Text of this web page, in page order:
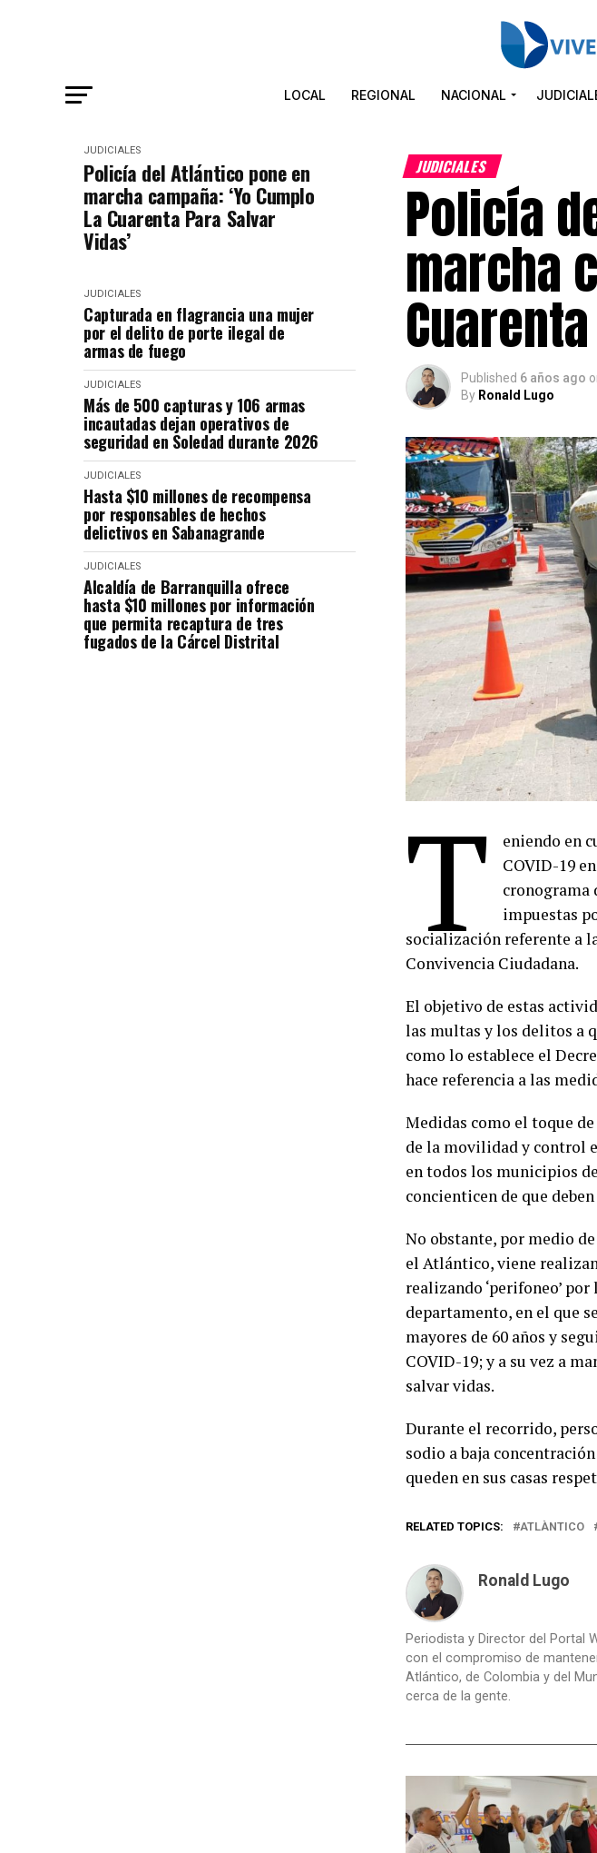
LOCAL REGIONAL NACIONAL
JUDICIALES
Policía del Atlántico pone en
marcha campaña: ‘Yo Cumplo
La Cuarenta Para Salvar
Vidas’
JUDICIALES
Capturada en flagrancia una mujer
por el delito de porte ilegal de
armas de fuego
JUDICIALES
Más de 500 capturas y 106 armas
incautadas dejan operativos de
seguridad en Soledad durante 2026
JUDICIALES
Hasta $10 millones de recompensa
por responsables de hechos
delictivos en Sabanagrande
JUDICIALES
Alcaldía de Barranquilla ofrece
hasta $10 millones por información
que permita recaptura de tres
fugados de la Cárcel Distrital
JUDICIALES
Policía
marcha
Published 6 años ago
By Ronald Lugo
T
eniendo en
COVID-19
cronograma
impuestas
socialización referente a
Convivencia Ciudadana.
El objetivo de estas
las multas y los delitos a
como lo establece el
hace referencia a las
Medidas como el toque
de la movilidad y control
en todos los municipios
concienticen de que
No obstante, por medio
el Atlántico, viene
realizando ‘perifoneo’
departamento, en el que
mayores de 60 años y
COVID-19; y a su vez a
salvar vidas.
Durante el recorrido,
sodio a baja
queden en sus casas
RELATED TOPICS: ATLÀNTICO
Ronald Lugo
Periodista y Director del Portal
con el compromiso de
Atlántico, de Colombia y del
cerca de la gente.